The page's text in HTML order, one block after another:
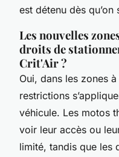
est détenu dès
Les nouvelles
droits de
Crit'Air ?
Oui, dans les zones
restrictions
véhicule. Les motos
voir leur accès ou
limité, tandis que les